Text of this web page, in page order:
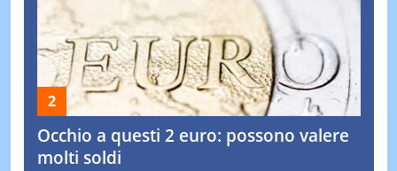
Occhio a questi 2 euro: possono valere
molti soldi